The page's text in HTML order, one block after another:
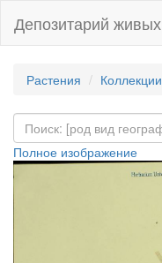
Депозитарий
Растения Коллекции
Полное изображение